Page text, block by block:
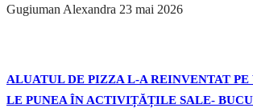
Gugiuman Alexandra 23 mai 2026
ALUATUL DE PIZZA L-A REINVENTAT
LE PUNEA ÎN ACTIVIȚĂȚILE SALE-